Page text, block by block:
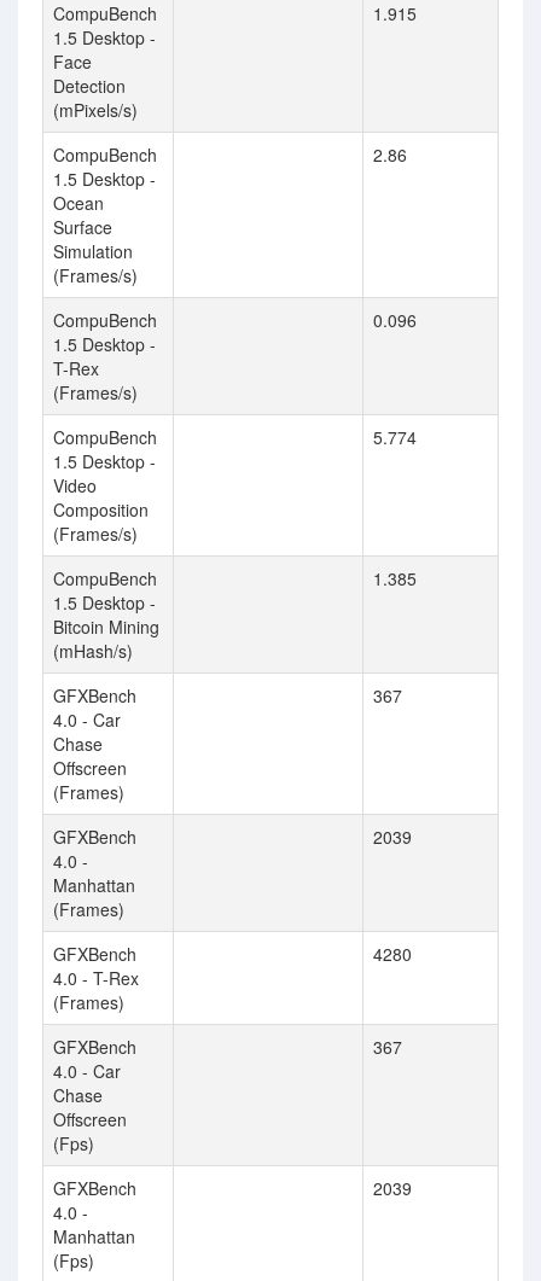
CompuBench
1.5 Desktop -
Face
Detection
(mPixels/s)
1.915
CompuBench
1.5 Desktop -
Ocean
Surface
Simulation
(Frames/s)
2.86
CompuBench
1.5 Desktop -
T-Rex
(Frames/s)
0.096
CompuBench
1.5 Desktop -
Video
Composition
(Frames/s)
5.774
CompuBench
1.5 Desktop -
Bitcoin Mining
(mHash/s)
1.385
GFXBench
4.0 - Car
Chase
Offscreen
(Frames)
367
GFXBench
4.0 -
Manhattan
(Frames)
2039
GFXBench
4.0 - T-Rex
(Frames)
4280
GFXBench
4.0 - Car
Chase
Offscreen
(Fps)
367
GFXBench
4.0 -
Manhattan
(Fps)
2039